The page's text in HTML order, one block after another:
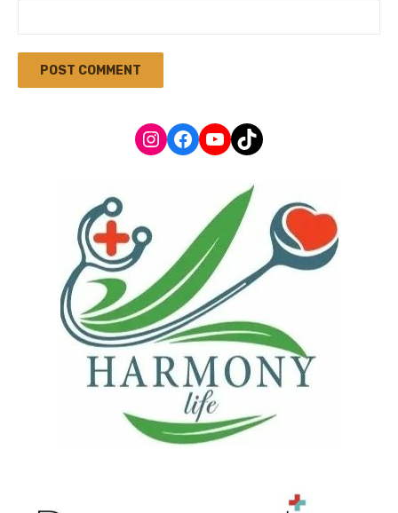
Instagram
Facebook
YouTube
TikTok